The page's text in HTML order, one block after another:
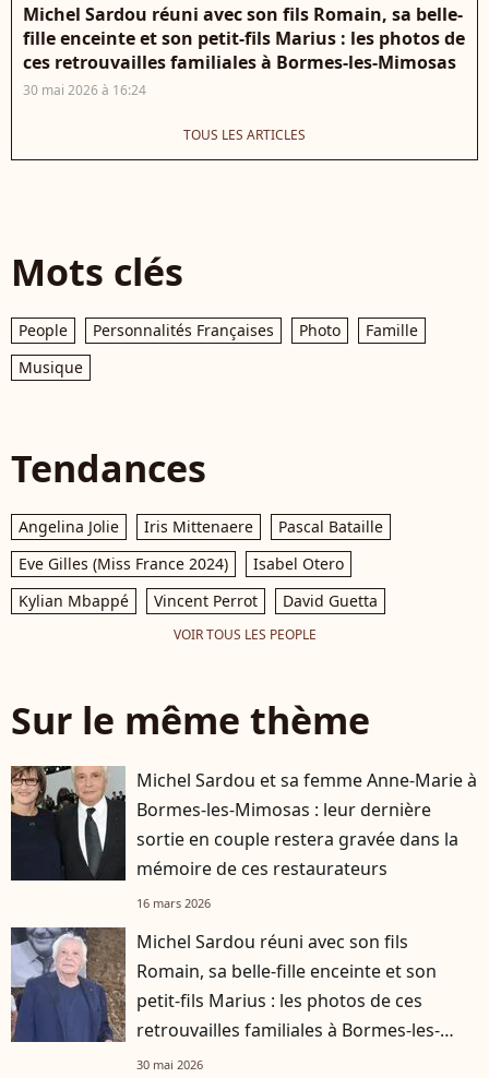
Michel Sardou réuni avec son fils Romain, sa belle-
fille enceinte et son petit-fils Marius : les photos de
ces retrouvailles familiales à Bormes-les-Mimosas
30 mai 2026 à 16:24
TOUS LES ARTICLES
Mots clés
People Personnalités Françaises Photo
Famille
Musique
Tendances
Angelina Jolie Iris Mittenaere
Pascal Bataille
Eve Gilles (Miss France 2024)
Isabel Otero
Kylian Mbappé
Vincent Perrot David Guetta
VOIR TOUS LES PEOPLE
Sur le même thème
Michel Sardou et sa femme Anne-Marie à
Bormes-les-Mimosas : leur dernière
sortie en couple restera gravée dans la
mémoire de ces restaurateurs
16 mars 2026
Michel Sardou réuni avec son fils
Romain, sa belle-fille enceinte et son
petit-fils Marius : les photos de ces
retrouvailles familiales à Bormes-les-
Mimosas
30 mai 2026